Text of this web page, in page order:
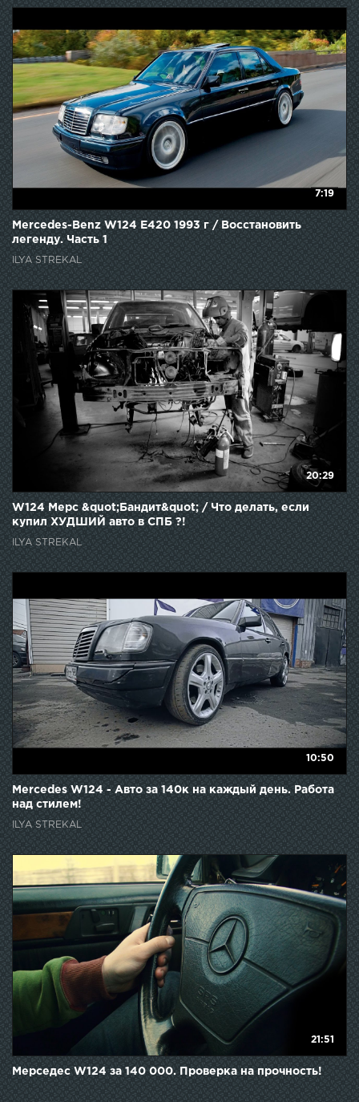
7:19
Mercedes-Benz W124 E420 1993 г / Восстановить
легенду. Часть 1
ILYA STREKAL
20:29
W124 Мерс &quot;Бандит&quot; / Что делать, если
купил ХУДШИЙ авто в СПБ ?!
ILYA STREKAL
10:50
Mercedes W124 - Авто за 140к на каждый день. Работа
над стилем!
ILYA STREKAL
21:51
Мерседес W124 за 140 000. Проверка на прочность!